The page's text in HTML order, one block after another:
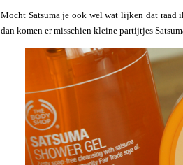
Mocht Satsuma je ook wel wat lijken dat raad
dan komen er misschien kleine partijtjes